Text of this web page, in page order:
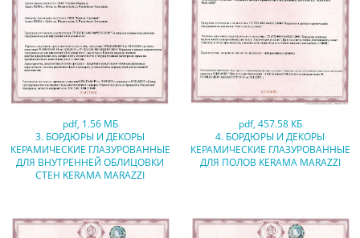
pdf, 1.56 МБ
3. БОРДЮРЫ И ДЕКОРЫ
КЕРАМИЧЕСКИЕ ГЛАЗУРОВАННЫЕ
ДЛЯ ВНУТРЕННЕЙ ОБЛИЦОВКИ
СТЕН KERAMA MARAZZI
pdf, 457.58 КБ
4. БОРДЮРЫ И ДЕКОРЫ
КЕРАМИЧЕСКИЕ ГЛАЗУРОВАННЫЕ
ДЛЯ ПОЛОВ KERAMA MARAZZI